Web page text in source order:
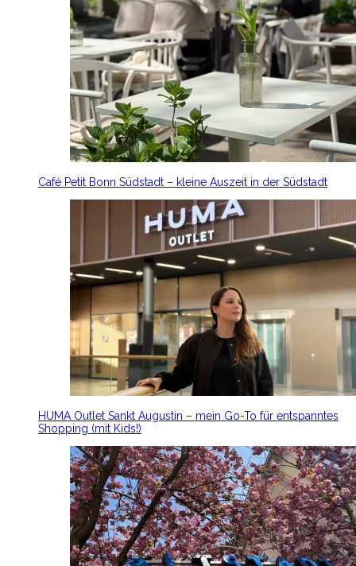
Café Petit Bonn Südstadt – kleine Auszeit in der Südstadt
HUMA Outlet Sankt Augustin – mein Go-To für entspanntes
Shopping (mit Kids!)